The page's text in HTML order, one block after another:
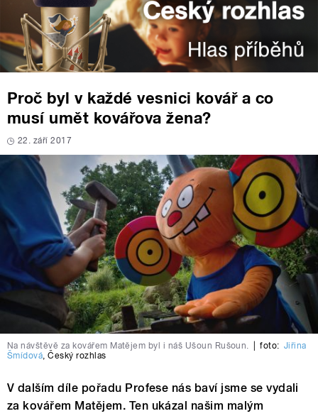
Proč byl v každé vesnici kovář a co
musí umět kovářova žena?
22. září 2017
Na návštěvě za kovářem Matějem byl i náš Ušoun Rušoun. foto: Jiřina
Šmídová,Český rozhlas
V dalším díle pořadu Profese nás baví jsme se vydali
za kovářem Matějem. Ten ukázal našim malým